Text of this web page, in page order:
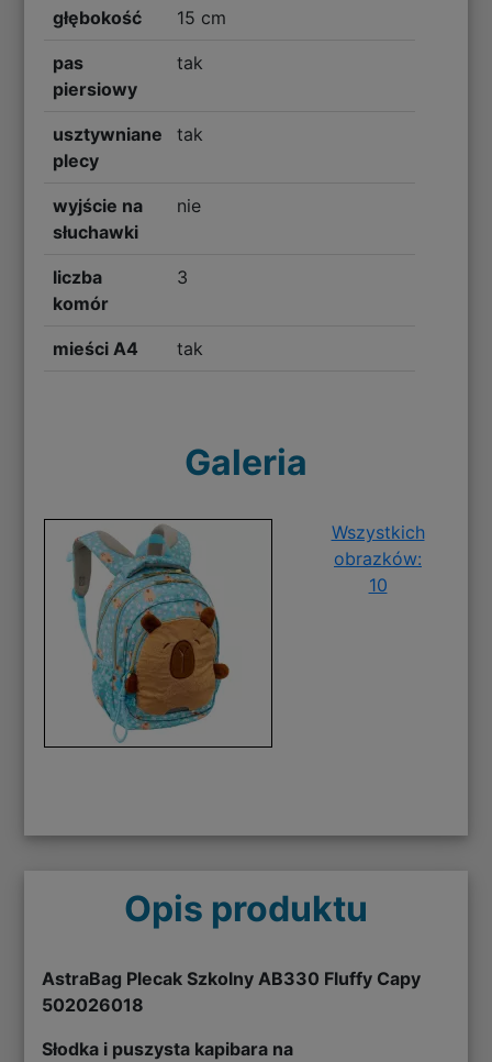
głębokość 15 cm
pas
piersiowy
tak
usztywniane
plecy
tak
wyjście na
słuchawki
nie
liczba
komór
3
mieści A4 tak
Galeria
Wszystkich
obrazków:
10
Opis produktu
AstraBag Plecak Szkolny AB330 Fluffy Capy
502026018
Słodka i puszysta kapibara na